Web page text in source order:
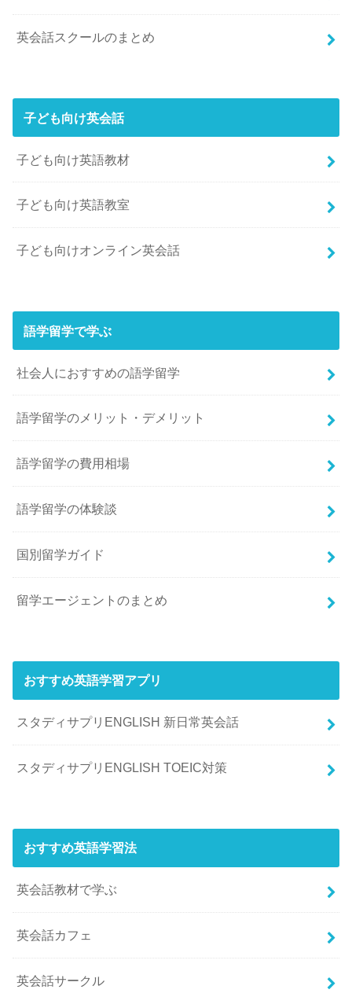
英会話スクールのまとめ
子ども向け英会話
子ども向け英語教材
子ども向け英語教室
子ども向けオンライン英会話
語学留学で学ぶ
社会人におすすめの語学留学
語学留学のメリット・デメリット
語学留学の費用相場
語学留学の体験談
国別留学ガイド
留学エージェントのまとめ
おすすめ英語学習アプリ
スタディサプリENGLISH 新日常英会話
スタディサプリENGLISH TOEIC対策
おすすめ英語学習法
英会話教材で学ぶ
英会話カフェ
英会話サークル